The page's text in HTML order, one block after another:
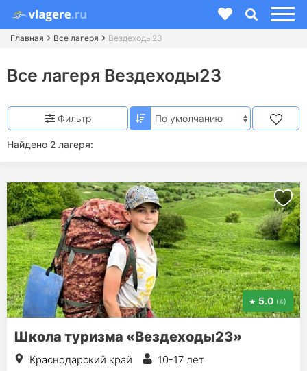
Главная Все лагеря Вездеходы23
Все лагеря Вездеходы23
Найдено 2 лагеря:
Фильтр
5.0 (4)
Школа туризма «Вездеходы23»
Краснодарский край
10-17 лет